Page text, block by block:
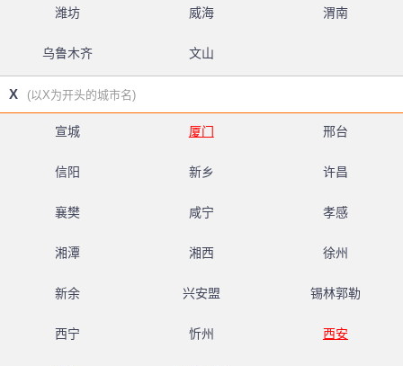
潍坊 威海 渭南
乌鲁木齐 文山
X (以X为开头的城市名)
宣城 厦门 邢台
信阳 新乡 许昌
襄樊 咸宁 孝感
湘潭 湘西 徐州
新余 兴安盟 锡林郭勒
西宁 忻州 西安